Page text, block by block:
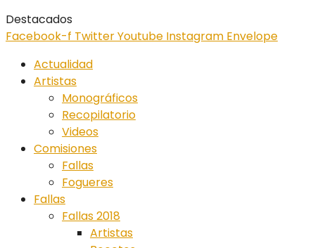
Destacados
Facebook-f TwitterYoutube Instagram Envelope
Actualidad
Artistas
Monográficos
Recopilatorio
Videos
Comisiones
Fallas
Fogueres
Fallas
Fallas 2018
Artistas